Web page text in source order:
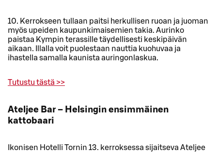
10. Kerrokseen tullaan paitsi herkullisen ruoan ja juoman
myös upeiden kaupunkimaisemien takia. Aurinko
paistaa Kympin terassille täydellisesti keskipäivän
aikaan. Illalla voit puolestaan nauttia kuohuvaa ja
ihastella samalla kaunista auringonlaskua.
Tutustu tästä >>
Ateljee Bar – Helsingin ensimmäinen
kattobaari
Ikonisen Hotelli Tornin 13. kerroksessa sijaitseva Ateljee